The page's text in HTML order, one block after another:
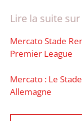
Lire la suite
Mercato Stade
Premier League
Mercato : Le
Allemagne